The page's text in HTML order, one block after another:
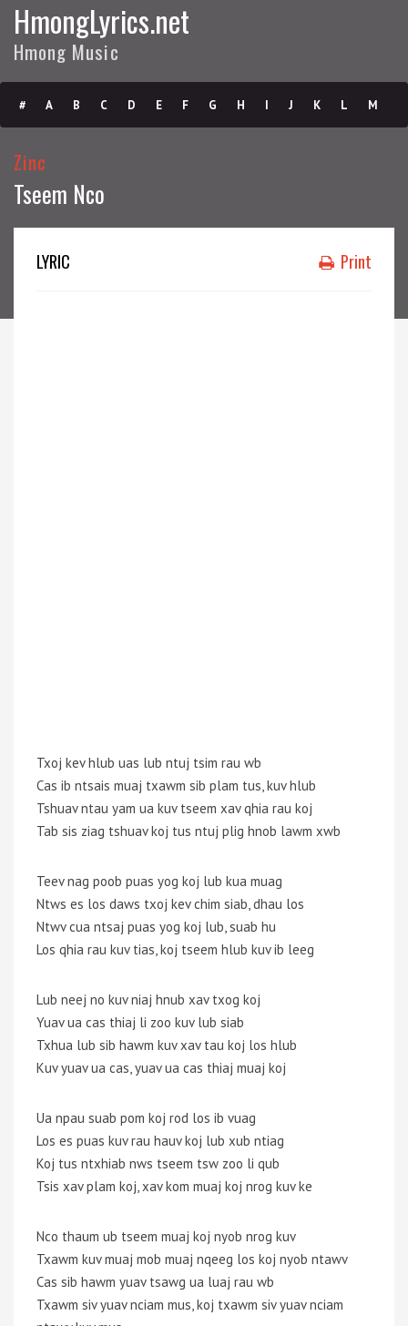
HmongLyrics.net
Hmong Music
# A B C D E F G H I J K L M
N
Zinc
Tseem Nco
LYRIC Print
Txoj kev hlub uas lub ntuj tsim rau wb
Cas ib ntsais muaj txawm sib plam tus, kuv hlub
Tshuav ntau yam ua kuv tseem xav qhia rau koj
Tab sis ziag tshuav koj tus ntuj plig hnob lawm xwb
Teev nag poob puas yog koj lub kua muag
Ntws es los daws txoj kev chim siab, dhau los
Ntwv cua ntsaj puas yog koj lub, suab hu
Los qhia rau kuv tias, koj tseem hlub kuv ib leeg
Lub neej no kuv niaj hnub xav txog koj
Yuav ua cas thiaj li zoo kuv lub siab
Txhua lub sib hawm kuv xav tau koj los hlub
Kuv yuav ua cas, yuav ua cas thiaj muaj koj
Ua npau suab pom koj rod los ib vuag
Los es puas kuv rau hauv koj lub xub ntiag
Koj tus ntxhiab nws tseem tsw zoo li qub
Tsis xav plam koj, xav kom muaj koj nrog kuv ke
Nco thaum ub tseem muaj koj nyob nrog kuv
Txawm kuv muaj mob muaj nqeeg los koj nyob ntawv
Cas sib hawm yuav tsawg ua luaj rau wb
Txawm siv yuav nciam mus, koj txawm siv yuav nciam